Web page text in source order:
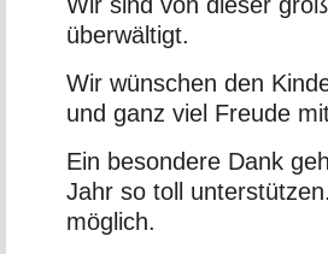
überwältigt.
Wir wünschen den
und ganz viel Freude
Ein besondere Dank
Jahr so toll
möglich.